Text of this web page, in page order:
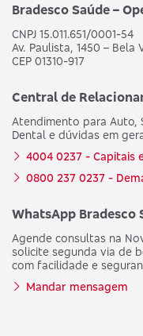
Bradesco Saúde –
CNPJ 15.011.651/0001-54
Av. Paulista, 1450 – Bela
CEP 01310-917
Central de
Atendimento para Auto,
Dental e dúvidas em
4004 0237 - Capitais
0800 237 0237 -
WhatsApp Bradesco
Agende consultas na
solicite segunda via de
com facilidade e
Mandar mensagem